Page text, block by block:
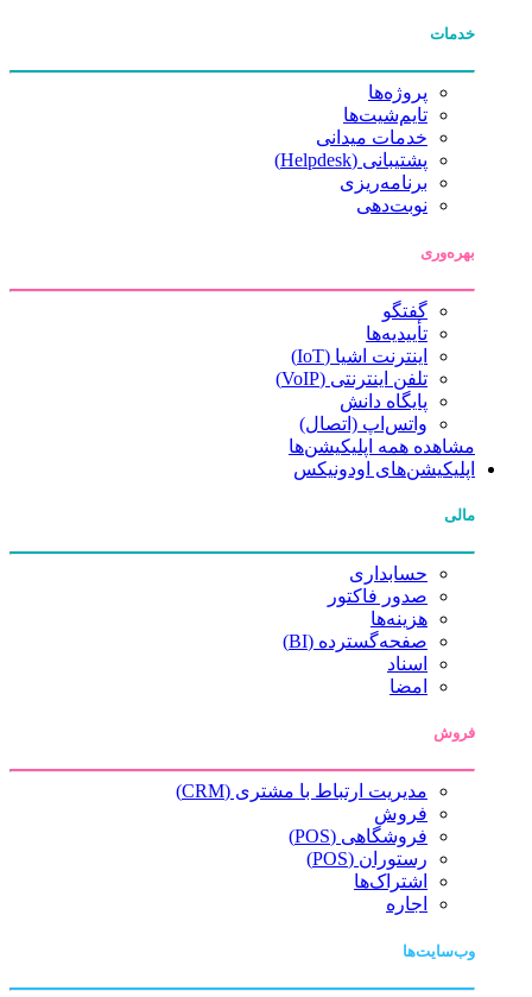
خدمات
پروژه‌ها
تایم‌شیت‌ها
خدمات میدانی
پشتیبانی (Helpdesk)
برنامه‌ریزی
نوبت‌دهی
بهره‌وری
گفتگو
تأییدیه‌ها
اینترنت اشیا (IoT)
تلفن اینترنتی (VoIP)
پایگاه دانش
واتس‌اپ (اتصال)
مشاهده همه اپلیکیشن‌ها
اپلیکیشن‌های اودونیکس
مالی
حسابداری
صدور فاکتور
هزینه‌ها
صفحه‌گسترده (BI)
اسناد
امضا
فروش
مدیریت ارتباط با مشتری (CRM)
فروش
فروشگاهی (POS)
رستوران (POS)
اشتراک‌ها
اجاره
وب‌سایت‌ها